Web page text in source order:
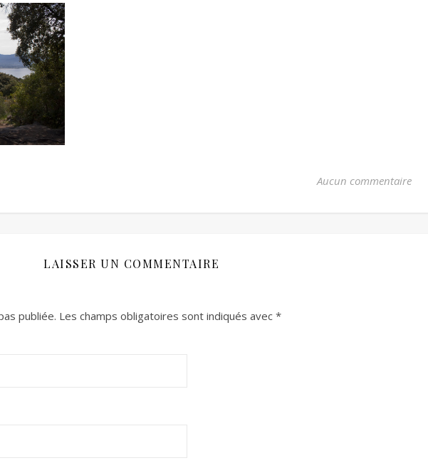
Aucun commentaire
LAISSER UN COMMENTAIRE
publiée. Les champs obligatoires sont indiqués avec *